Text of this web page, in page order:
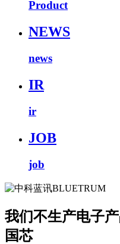
Product
NEWS
news
IR
ir
JOB
job
我们不生产电子
国芯